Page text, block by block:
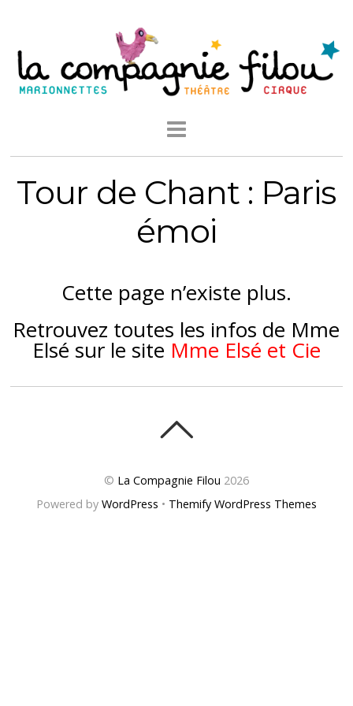
Tour de Chant : Paris
émoi
Cette page n’existe plus.
Retrouvez toutes les infos de Mme
Elsé sur le site Mme Elsé et Cie
© La Compagnie Filou 2026
Powered by WordPress • Themify WordPress Themes